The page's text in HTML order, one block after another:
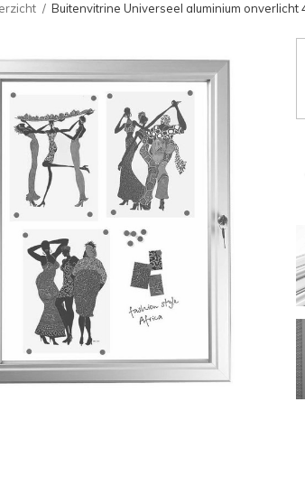
Buitenvitrine Universeel aluminium onverlicht